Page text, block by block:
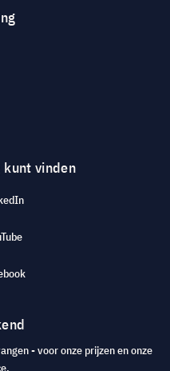
kunt vinden
- voor onze prijzen en onze